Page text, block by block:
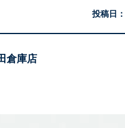
投稿日：
倉庫店